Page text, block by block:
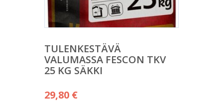
TULENKESTÄVÄ
VALUMASSA FESCON TKV
25 KG SÄKKI
29,80 €